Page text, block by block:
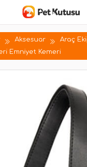
Aksesuar Araç
Emniyet Kemeri